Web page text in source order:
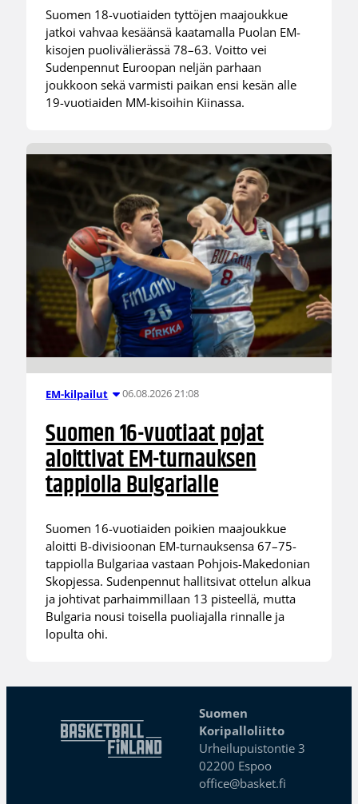
Suomen 18-vuotiaiden tyttöjen maajoukkue
jatkoi vahvaa kesäänsä kaatamalla Puolan EM-
kisojen puolivälierässä 78–63. Voitto vei
Sudenpennut Euroopan neljän parhaan
joukkoon sekä varmisti paikan ensi kesän alle
19-vuotiaiden MM-kisoihin Kiinassa.
EM-kilpailut 06.08.2026 21:08
Suomen 16-vuotiaat pojat
aloittivat EM-turnauksen
tappiolla Bulgarialle
Suomen 16-vuotiaiden poikien maajoukkue
aloitti B-divisioonan EM-turnauksensa 67–75-
tappiolla Bulgariaa vastaan Pohjois-Makedonian
Skopjessa. Sudenpennut hallitsivat ottelun alkua
ja johtivat parhaimmillaan 13 pisteellä, mutta
Bulgaria nousi toisella puoliajalla rinnalle ja
lopulta ohi.
Suomen
Koripalloliitto
Urheilupuistontie 3
02200 Espoo
office@basket.fi